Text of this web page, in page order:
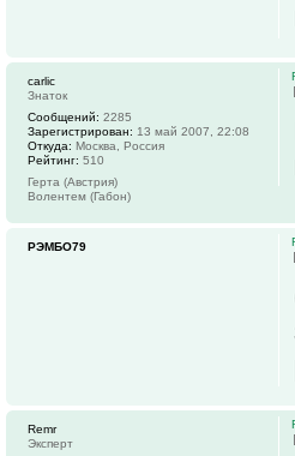
carlic
Знаток
Сообщений: 2285
Зарегистрирован: 13 май 2007, 22:08
Откуда: Москва, Россия
Рейтинг: 510
Герта (Австрия)
Волентем (Габон)
РЭМБО79
Remr
Эксперт